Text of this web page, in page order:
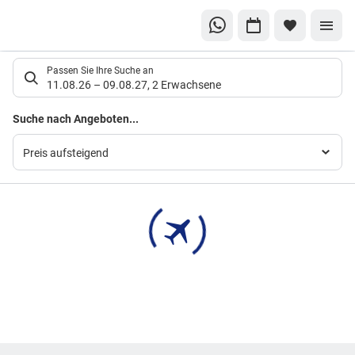
Suchlistenseite
Passen Sie Ihre Suche an
11.08.26 – 09.08.27, 2 Erwachsene
Suche nach Angeboten...
Preis aufsteigend